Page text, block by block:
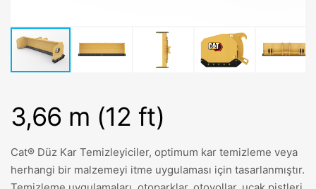
3,66 m (12 ft)
Cat® Düz Kar Temizleyiciler, optimum kar temizleme veya
herhangi bir malzemeyi itme uygulaması için tasarlanmıştır.